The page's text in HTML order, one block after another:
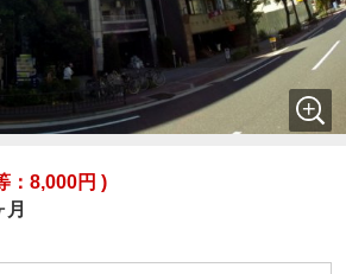
：8,000円 )
月